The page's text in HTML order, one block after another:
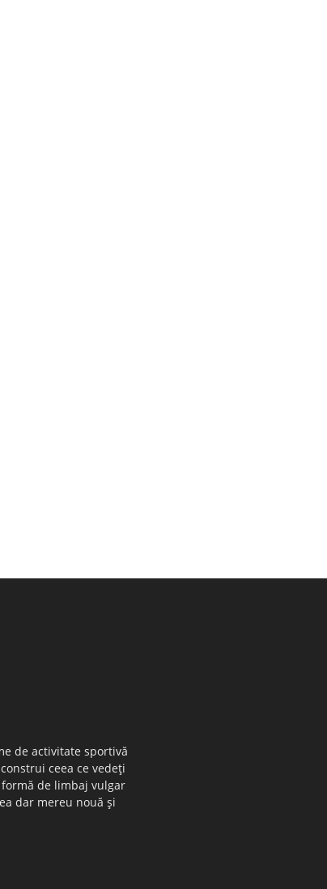
de activitate sportivă
ceea ce vedeţi
de limbaj vulgar
dar mereu nouă şi